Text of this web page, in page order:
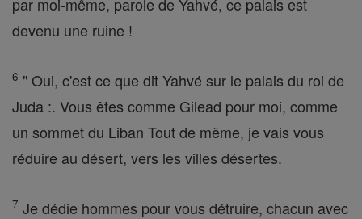
devenu une ruine !
6 " Oui, c'est ce que dit Yahvé sur le palais du roi de
Juda :. Vous êtes comme Gilead pour moi, comme
un sommet du Liban Tout de même, je vais vous
réduire au désert, vers les villes désertes.
7 Je dédie hommes pour vous détruire, chacun avec